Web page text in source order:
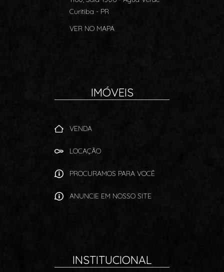
Curitiba - PR
VER NO MAPA
IMÓVEIS
VENDA
LOCAÇÃO
PROCURAMOS PARA VOCÊ
ANUNCIE EM NOSSO SITE
INSTITUCIONAL